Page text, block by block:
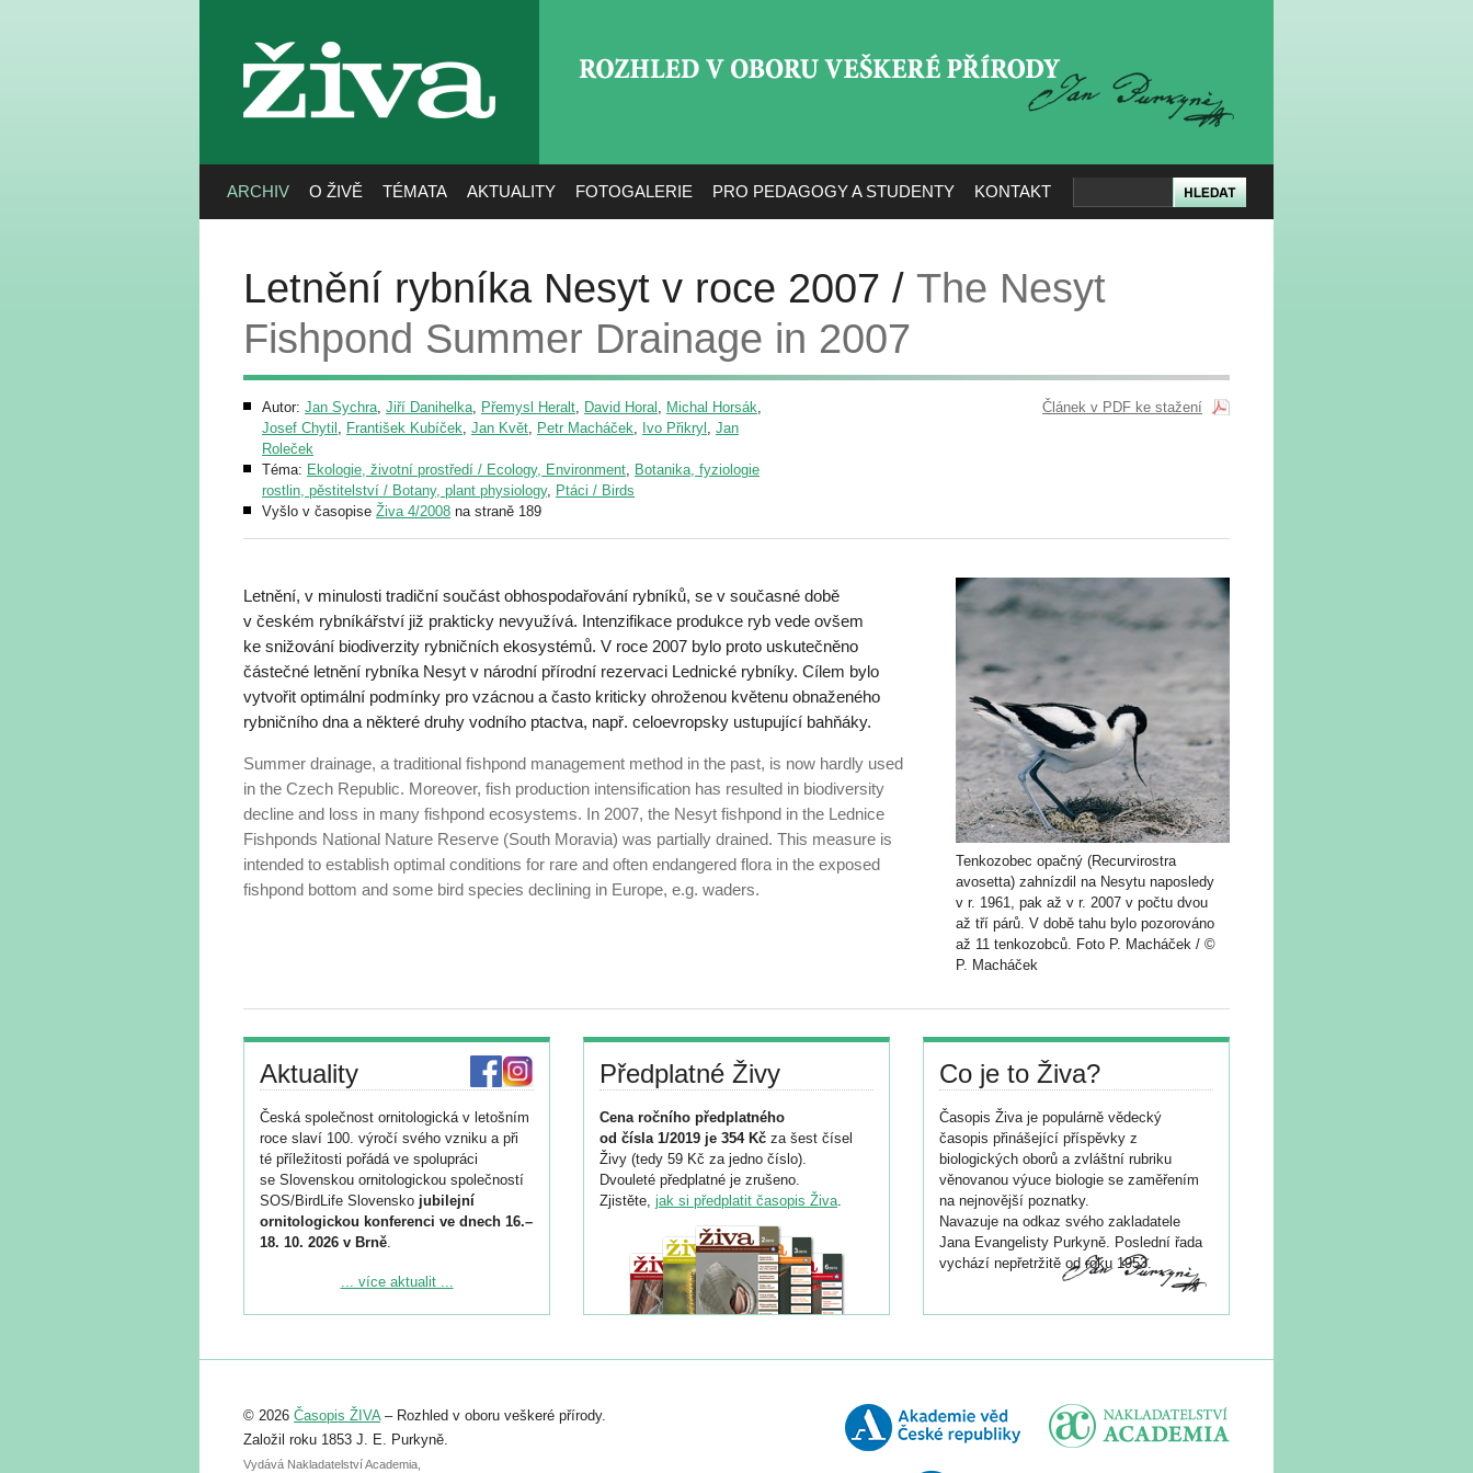
živa
ARCHIV O ŽIVĚ TÉMATA AKTUALITY FOTOGALERIE PRO PEDAGOGY A STUDENTY KONTAKT
Letnění rybníka Nesyt v roce 2007 / The Nesyt
Fishpond Summer Drainage in 2007
Autor: Jan Sychra, Jiří Danihelka, Přemysl Heralt, David Horal , Michal Horsák,
Josef Chytil , František Kubíček, Jan Květ, Petr Macháček, Ivo Přikryl , Jan
Roleček
Téma: Ekologie, životní prostředí / Ecology, Environment, Botanika, fyziologie
rostlin, pěstitelství / Botany, plant physiology, Ptáci / Birds
Vyšlo v časopise Živa 4/2008 na straně 189
Článek v PDF ke stažení
Letnění, v minulosti tradiční součást obhospodařování rybníků, se v současné době
v českém rybníkářství již prakticky nevyužívá. Intenzifikace produkce ryb vede ovšem
ke snižování biodiverzity rybničních ekosystémů. V roce 2007 bylo proto uskutečněno
částečné letnění rybníka Nesyt v národní přírodní rezervaci Lednické rybníky. Cílem bylo
vytvořit optimální podmínky pro vzácnou a často kriticky ohroženou květenu obnaženého
rybničního dna a některé druhy vodního ptactva, např. celoevropsky ustupující bahňáky.
Summer drainage, a traditional fishpond management method in the past, is now hardly used
in the Czech Republic. Moreover, fish production intensification has resulted in biodiversity
decline and loss in many fishpond ecosystems. In 2007, the Nesyt fishpond in the Lednice
Fishponds National Nature Reserve (South Moravia) was partially drained. This measure is
intended to establish optimal conditions for rare and often endangered flora in the exposed
fishpond bottom and some bird species declining in Europe, e.g. waders.
Tenkozobec opačný (Recurvirostra
avosetta) zahnízdil na Nesytu naposledy
v r. 1961, pak až v r. 2007 v počtu dvou
až tří párů. V době tahu bylo pozorováno
až 11 tenkozobců. Foto P. Macháček / ©
P. Macháček
Aktuality
Česká společnost ornitologická v letošním
roce slaví 100. výročí svého vzniku a při
té příležitosti pořádá ve spolupráci
se Slovenskou ornitologickou společností
SOS/BirdLife Slovensko jubilejní
ornitologickou konferenci ve dnech 16.–
18. 10. 2026 v Brně.
Podrobnější informace ke konferenci
Registrovat se můžete do 6. září.
abstraktu přihlášené přednášky nebo
posteru je už 30. června.
... více aktualit ...
Předplatné Živy
Cena ročního předplatného
od čísla 1/2019 je 354 Kč za šest čísel
Živy (tedy 59 Kč za jedno číslo).
Dvouleté předplatné je zrušeno.
Zjistěte, jak si předplatit časopis Živa.
Co je to Živa?
Časopis Živa je populárně vědecký
časopis přinášející příspěvky z
biologických oborů a zvláštní rubriku
věnovanou výuce biologie se zaměřením
na nejnovější poznatky.
Navazuje na odkaz svého zakladatele
Jana Evangelisty Purkyně. Poslední řada
vychází nepřetržitě od roku 1953.
© 2026 Časopis ŽIVA– Rozhled v oboru veškeré přírody.
Založil roku 1853 J. E. Purkyně.
Vydává Nakladatelství Academia,